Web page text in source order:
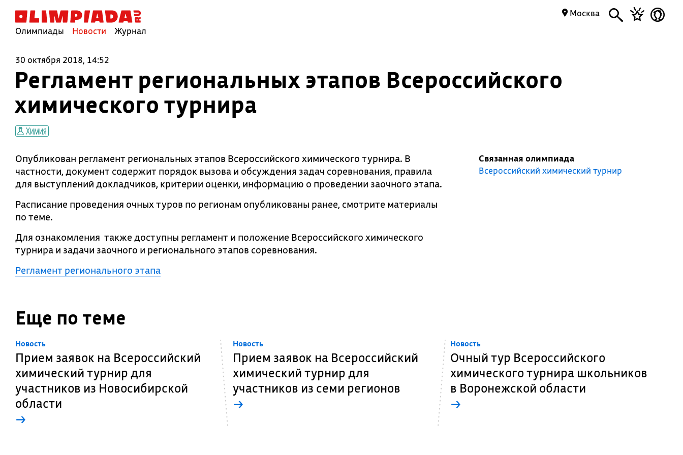
Олимпиады Новости Журнал
Москва
30 октября 2018, 14:52
Регламент региональных этапов Всероссийского
химического турнира
Химия
Опубликован регламент региональных этапов Всероссийского химического турнира. В
частности, документ содержит порядок вызова и обсуждения задач соревнования, правила
для выступлений докладчиков, критерии оценки, информацию о проведении заочного этапа.
Расписание проведения очных туров по регионам опубликованы ранее, смотрите материалы
по теме.
Для ознакомления также доступны регламент и положение Всероссийского химического
турнира и задачи заочного и регионального этапов соревнования.
Регламент регионального этапа
Связанная олимпиада
Всероссийский химический турнир
Еще по теме
Новость
Прием заявок на Всероссийский
химический турнир для
участников из Новосибирской
области
→
Новость
Прием заявок на Всероссийский
химический турнир для
участников из семи регионов
→
Новость
Очный тур Всероссийского
химического турнира школьников
в Воронежской области
→